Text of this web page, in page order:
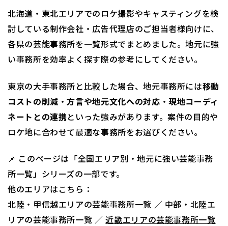
北海道・東北エリアでのロケ撮影やキャスティングを検
討している制作会社・広告代理店のご担当者様向けに、
各県の芸能事務所を一覧形式でまとめました。地元に強
い事務所を効率よく探す際の参考にしてください。
東京の大手事務所と比較した場合、地元事務所には移動
コストの削減 ・方言や地元文化への対応 ・現地コーディ
ネートとの連携といった強みがあります。案件の目的や
ロケ地に合わせて最適な事務所をお選びください。
📌 このページは「全国エリア別・地元に強い芸能事務
所一覧」シリーズの一部です。
他のエリアはこちら：
北陸・甲信越エリアの芸能事務所一覧 ／ 中部・北陸エ
リアの芸能事務所一覧 ／近畿エリアの芸能事務所一覧